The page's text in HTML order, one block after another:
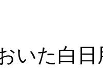
いた白